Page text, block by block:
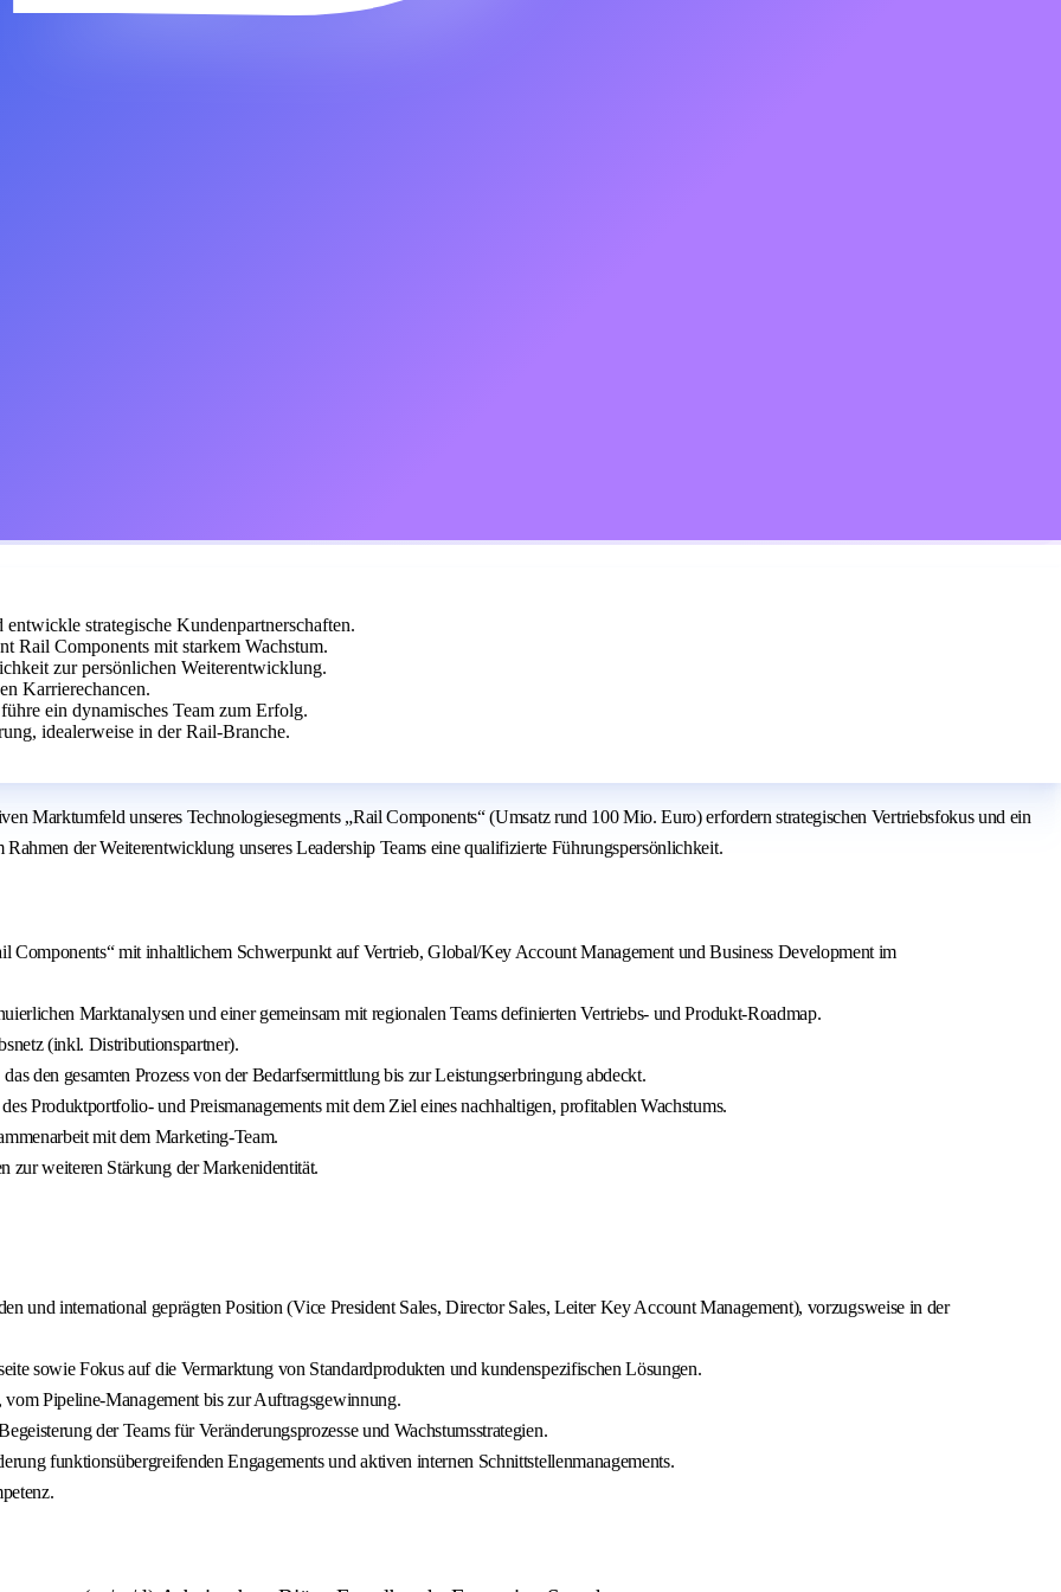
strategische Kundenpartnerschaften.
Rail Components mit starkem Wachstum.
zur persönlichen Weiterentwicklung.
Karrierechancen.
ein dynamisches Team zum Erfolg.
idealerweise in der Rail-Branche.
Marktumfeld unseres Technologiesegments „Rail Components“ (Umsatz rund 100 Mio. Euro) erfordern strategischen Vertriebsfokus und ein
der Weiterentwicklung unseres Leadership Teams eine qualifizierte Führungspersönlichkeit.
Components“ mit inhaltlichem Schwerpunkt auf Vertrieb, Global/Key Account Management und Business Development im
Marktanalysen und einer gemeinsam mit regionalen Teams definierten Vertriebs- und Produkt‑Roadmap.
(inkl. Distributionspartner).
den gesamten Prozess von der Bedarfsermittlung bis zur Leistungserbringung abdeckt.
Produktportfolio‑ und Preismanagements mit dem Ziel eines nachhaltigen, profitablen Wachstums.
mit dem Marketing‑Team.
zur weiteren Stärkung der Markenidentität.
und international geprägten Position (Vice President Sales, Director Sales, Leiter Key Account Management), vorzugsweise in der
sowie Fokus auf die Vermarktung von Standardprodukten und kundenspezifischen Lösungen.
Pipeline‑Management bis zur Auftragsgewinnung.
der Teams für Veränderungsprozesse und Wachstumsstrategien.
funktionsübergreifenden Engagements und aktiven internen Schnittstellenmanagements.